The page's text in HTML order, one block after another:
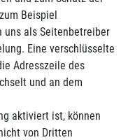
Beispiel
uns als Seitenbetreiber
Eine verschlüsselte
Adresszeile des
und an dem
aktiviert ist, können
von Dritten